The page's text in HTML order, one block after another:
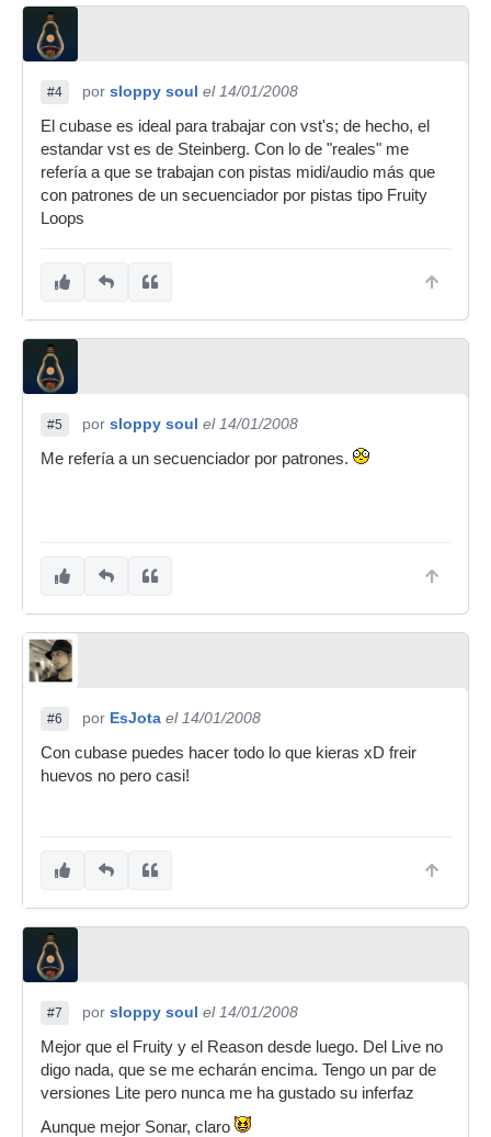
#4 por sloppy soul el 14/01/2008
El cubase es ideal para trabajar con vst's; de hecho, el
estandar vst es de Steinberg. Con lo de "reales" me
refería a que se trabajan con pistas midi/audio más que
con patrones de un secuenciador por pistas tipo Fruity
Loops
#5 por sloppy soul el 14/01/2008
Me refería a un secuenciador por patrones.
#6 por EsJota el 14/01/2008
Con cubase puedes hacer todo lo que kieras xD freir
huevos no pero casi!
#7 por sloppy soul el 14/01/2008
Mejor que el Fruity y el Reason desde luego. Del Live no
digo nada, que se me echarán encima. Tengo un par de
versiones Lite pero nunca me ha gustado su inferfaz
Aunque mejor Sonar, claro